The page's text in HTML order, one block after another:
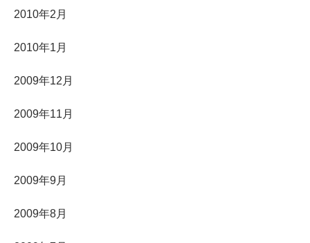
2010年2月
2010年1月
2009年12月
2009年11月
2009年10月
2009年9月
2009年8月